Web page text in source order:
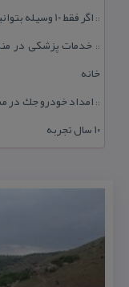
:: اگر فقط 10 وسیله بتوانید بخرید، اولویت با كدام تجهیزات است؟
:: خدمات پزشكی در
خانه
::
۱۰ سال تجربه